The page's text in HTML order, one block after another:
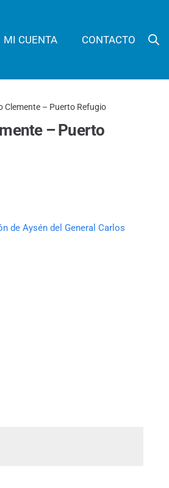
MI CUENTA CONTACTO
Clemente – Puerto Refugio
– Puerto
de Aysén del General Carlos